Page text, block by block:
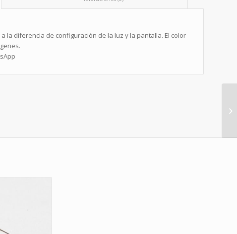
la diferencia de configuración de la luz y la pantalla. El color